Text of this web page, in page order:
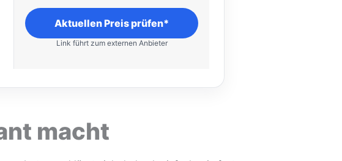
Aktuellen Preis prüfen*
Link führt zum externen Anbieter
macht